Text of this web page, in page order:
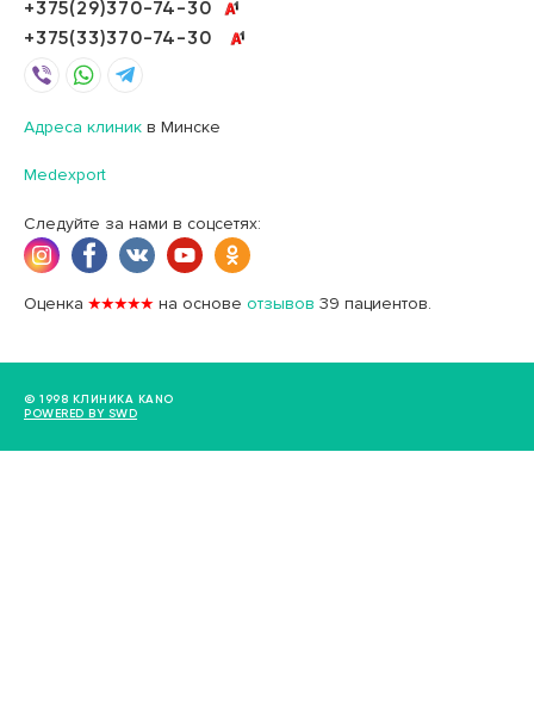
+375(29)370-74-30
+375(33)370-74-30
Адреса клиник в Минске
Medexport
Следуйте за нами в соцсетях:
Оценка ★★★★★ на основе отзывов 39 пациентов.
© 1998 КЛИНИКА KANO
POWERED BY SWD